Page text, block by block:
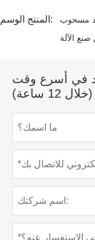
المنتج الوسم: مسحوب
الآلة
في أسرع وقت
12 ساعة)